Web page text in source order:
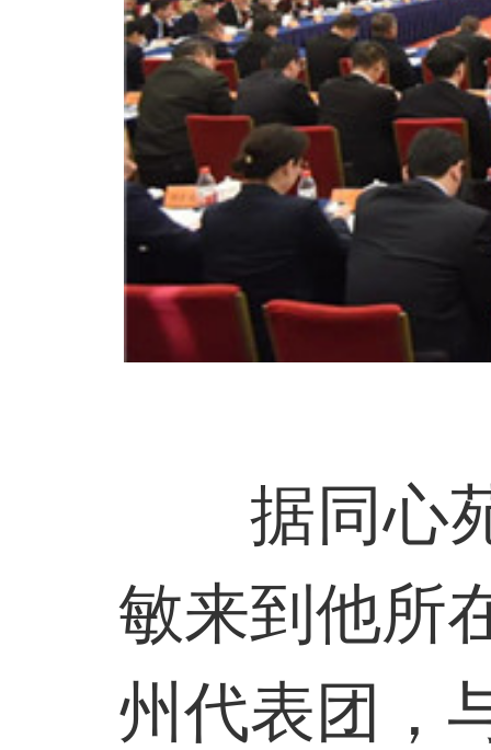
据同心
敏来到他所
州代表团，